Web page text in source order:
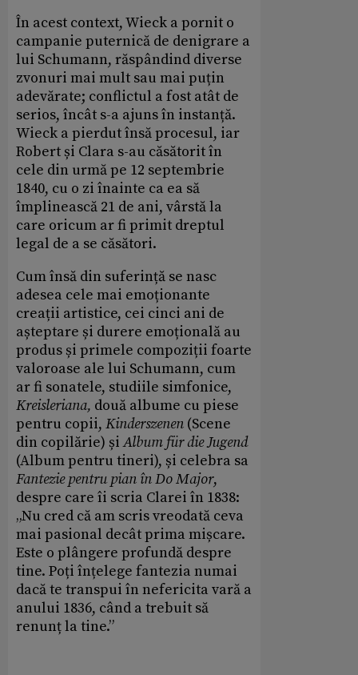
În acest context, Wieck a pornit o
campanie puternică de denigrare a
lui Schumann, răspândind diverse
zvonuri mai mult sau mai puțin
adevărate; conflictul a fost atât de
serios, încât s-a ajuns în instanță.
Wieck a pierdut însă procesul, iar
Robert și Clara s-au căsătorit în
cele din urmă pe 12 septembrie
1840, cu o zi înainte ca ea să
împlinească 21 de ani, vârstă la
care oricum ar fi primit dreptul
legal de a se căsători.
Cum însă din suferință se nasc
adesea cele mai emoționante
creații artistice, cei cinci ani de
așteptare și durere emoțională au
produs și primele compoziții foarte
valoroase ale lui Schumann, cum
ar fi sonatele, studiile simfonice,
Kreisleriana, două albume cu piese
pentru copii, Kinderszenen (Scene
din copilărie) șiAlbum für die Jugend
(Album pentru tineri), și celebra sa
Fantezie pentru pian în Do Major,
despre care îi scria Clarei în 1838:
„Nu cred că am scris vreodată ceva
mai pasional decât prima mișcare.
Este o plângere profundă despre
tine. Poți înțelege fantezia numai
dacă te transpui în nefericita vară a
anului 1836, când a trebuit să
renunț la tine.”